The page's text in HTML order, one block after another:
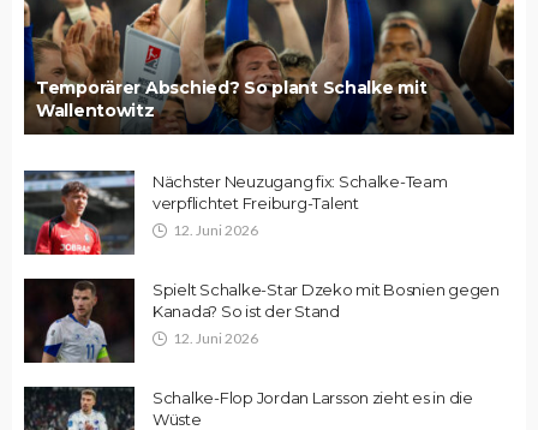
Temporärer Abschied? So plant Schalke mit
Wallentowitz
Nächster Neuzugang fix: Schalke-Team
verpflichtet Freiburg-Talent
12. Juni 2026
Spielt Schalke-Star Dzeko mit Bosnien gegen
Kanada? So ist der Stand
12. Juni 2026
Schalke-Flop Jordan Larsson zieht es in die
Wüste